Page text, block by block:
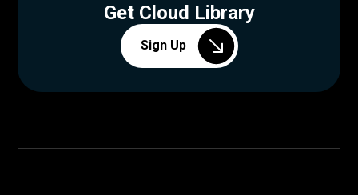
Get Cloud Library
Sign Up